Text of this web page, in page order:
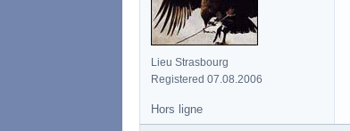
Lieu Strasbourg
Registered 07.08.2006
Hors ligne